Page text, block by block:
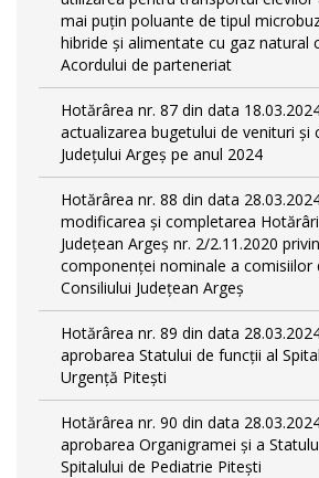
mai puțin poluante de tipul
hibride și alimentate cu gaz natural
Acordului de parteneriat
Hotărârea nr. 87 din data
actualizarea bugetului de venituri și
Județului Argeș pe anul 2024
Hotărârea nr. 88 din data
modificarea și completarea
Județean Argeș nr. 2/2.11.2020
componenței nominale a comisiilor
Consiliului Județean Argeș
Hotărârea nr. 89 din data
aprobarea Statului de funcții al
Urgență Pitești
Hotărârea nr. 90 din data
aprobarea Organigramei și a
Spitalului de Pediatrie Pitești